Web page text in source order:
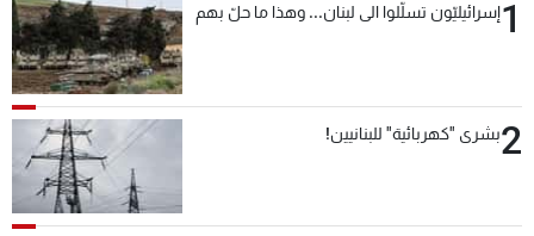
1إسرائيليّون تسلّلوا الى لبنان... وهذا ما حلّ بهم
2بشرى "كهربائية" للبنانيين!